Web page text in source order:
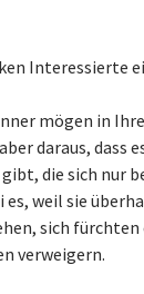
Interessierte
mögen in
daraus, dass
die sich nur
weil sie
sich fürchten
verweigern.